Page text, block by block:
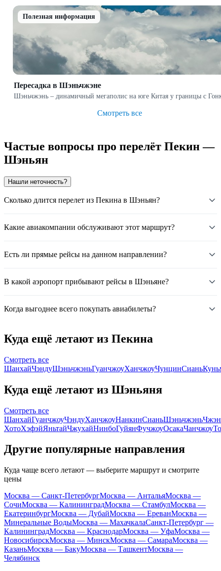
Полезная информация
Пересадка в Шэньчжэне
Шэньчжэнь – динамичный мегаполис на юге Китая у границы с
Смотреть все
Частые вопросы про перелёт Пекин —
Шэньян
Нашли неточность?
Сколько длится перелет из Пекина в Шэньян?
Какие авиакомпании обслуживают этот маршрут?
Есть ли прямые рейсы на данном направлении?
В какой аэропорт прибывают рейсы в Шэньяне?
Когда выгоднее всего покупать авиабилеты?
Куда ещё летают из Пекина
Смотреть все
ШанхайЧэндуШэньчжэньГуанчжоуХанчжоуЧунцинСиань
Куда ещё летают из Шэньяня
Смотреть все
ШанхайГуанчжоуЧэндуХанчжоуНанкинСианьШэньчжэнь
ХотоХэфэйЯньтайЧжухайНинбоГуйянФучжоуОсакаЧанчжоу
Другие популярные направления
Куда чаще всего летают — выберите маршрут и смотрите
цены
Москва — Санкт-ПетербургМосква — АнтальяМосква —
СочиМосква — КалининградМосква — СтамбулМосква —
ЕкатеринбургМосква — ДубайМосква — ЕреванМосква —
Минеральные ВодыМосква — МахачкалаСанкт-Петербург —
КалининградМосква — КраснодарМосква — УфаМосква —
НовосибирскМосква — МинскМосква — СамараМосква —
КазаньМосква — БакуМосква — ТашкентМосква —
Челябинск